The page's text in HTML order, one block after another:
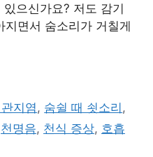
으신가요? 저도 감기
면서 숨소리가 거칠게
지염 , 숨쉴 때 쇳소리 ,
천명음, 천식 증상, 호흡